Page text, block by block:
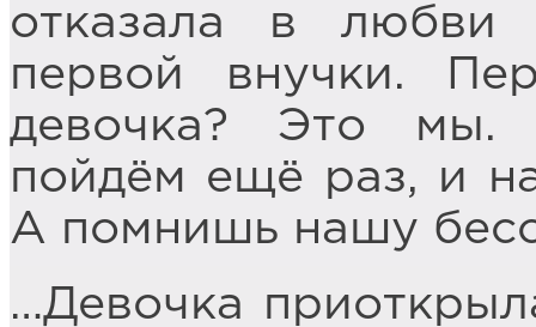
отказала в любви
первой внучки.
девочка? Это мы.
пойдём ещё раз, и
А помнишь нашу
…Девочка